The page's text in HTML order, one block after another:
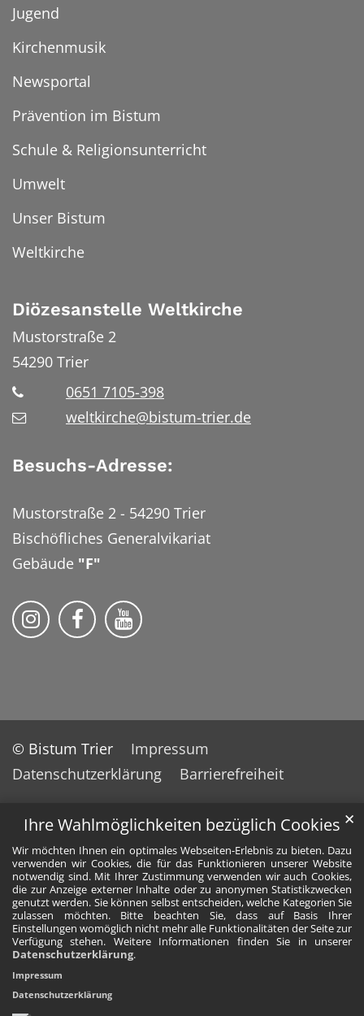
Ihre Wahlmöglichkeiten bezüglich Cookies
Wir möchten Ihnen ein optimales Webseiten-Erlebnis zu bieten. Dazu
verwenden wir Cookies, die für das Funktionieren unserer Website
notwendig sind. Mit Ihrer Zustimmung verwenden wir auch Cookies,
die zur Anzeige externer Inhalte oder zu anonymen Statistikzwecken
genutzt werden. Sie können selbst entscheiden, welche Kategorien Sie
zulassen möchten. Bitte beachten Sie, dass auf Basis Ihrer
Einstellungen womöglich nicht mehr alle Funktionalitäten der Seite zur
Verfügung stehen. Weitere Informationen finden Sie in unserer
Datenschutzerklärung.
✕
Impressum
Datenschutzerklärung
Jugend
Kirchenmusik
Newsportal
Prävention im Bistum
Schule & Religionsunterricht
Umwelt
Unser Bistum
Weltkirche
Diözesanstelle Weltkirche
Mustorstraße 2
54290 Trier
0651 7105-398
weltkirche@bistum-trier.de
Besuchs-Adresse:
Mustorstraße 2 - 54290 Trier
Bischöfliches Generalvikariat
Gebäude "F"
Bistum Trier auf Instragram
Bistum Trier auf Facebook
Bistum Trier auf YouTube
© Bistum Trier
Impressum
Datenschutzerklärung
Barrierefreiheit